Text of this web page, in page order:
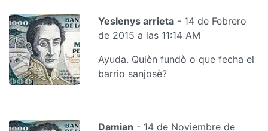
Yeslenys arrieta - 14 de Febrero
de 2015 a las 11:14 AM
Ayuda. Quièn fundò o que fecha el
barrio sanjosè?
Damian - 14 de Noviembre de